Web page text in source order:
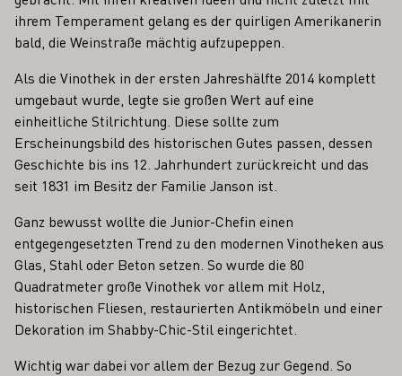
ihrem Temperament gelang es der quirligen Amerikanerin
bald, die Weinstraße mächtig aufzupeppen.
Als die Vinothek in der ersten Jahreshälfte 2014 komplett
umgebaut wurde, legte sie großen Wert auf eine
einheitliche Stilrichtung. Diese sollte zum
Erscheinungsbild des historischen Gutes passen, dessen
Geschichte bis ins 12. Jahrhundert zurückreicht und das
seit 1831 im Besitz der Familie Janson ist.
Ganz bewusst wollte die Junior-Chefin einen
entgegengesetzten Trend zu den modernen Vinotheken aus
Glas, Stahl oder Beton setzen. So wurde die 80
Quadratmeter große Vinothek vor allem mit Holz,
historischen Fliesen, restaurierten Antikmöbeln und einer
Dekoration im Shabby-Chic-Stil eingerichtet.
Wichtig war dabei vor allem der Bezug zur Gegend. So